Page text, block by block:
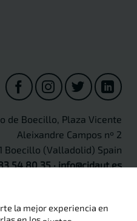
de Boecillo, Plaza Vicente
Aleixandre Campos nº 2
Boecillo (Valladolid) Spain
54 80 35 · info@cidaut.es
la mejor experiencia en